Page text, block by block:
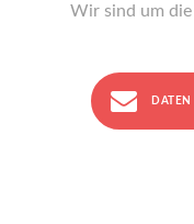
Wir sind um
DATEN